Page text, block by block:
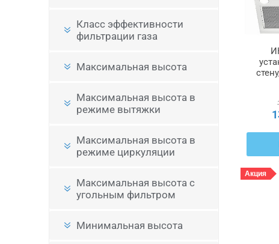
Класс эффективности
фильтрации газа
Максимальная высота
Максимальная высота в
режиме вытяжки
Максимальная высота в
режиме циркуляции
Максимальная высота с
угольным фильтром
Минимальная высота
Акция